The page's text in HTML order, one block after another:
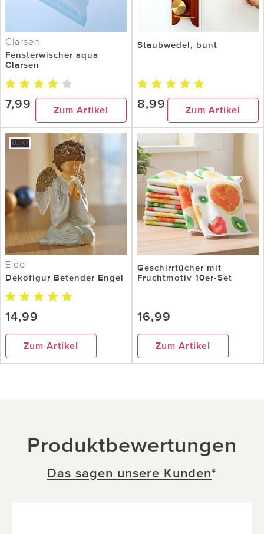
Clarsen
Fensterwischer aqua
Clarsen
7,99 Zum Artikel
Staubwedel, bunt
8,99 Zum Artikel
Eldo
Dekofigur Betender Engel
14,99
Zum Artikel
Geschirrtücher mit
Fruchtmotiv 10er-Set
16,99
Zum Artikel
Produktbewertungen
Das sagen unsere Kunden*